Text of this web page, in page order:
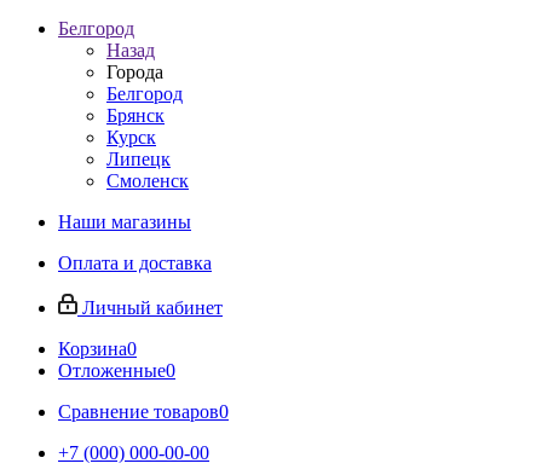
Белгород
Назад
Города
Белгород
Брянск
Курск
Липецк
Смоленск
Наши магазины
Оплата и доставка
Личный кабинет
Корзина0
Отложенные0
Сравнение товаров0
+7 (000) 000-00-00